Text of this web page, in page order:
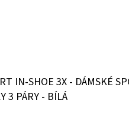
IN-SHOE 3X - DÁMSKÉ
3 PÁRY - BÍLÁ